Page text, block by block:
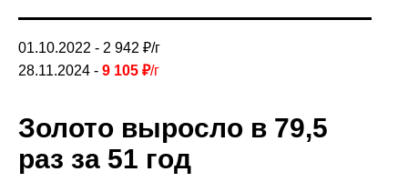
01.10.2022 - 2 942 ₽/г
28.11.2024 - 9 105 ₽/г
Золото выросло в 79,5
раз за 51 год